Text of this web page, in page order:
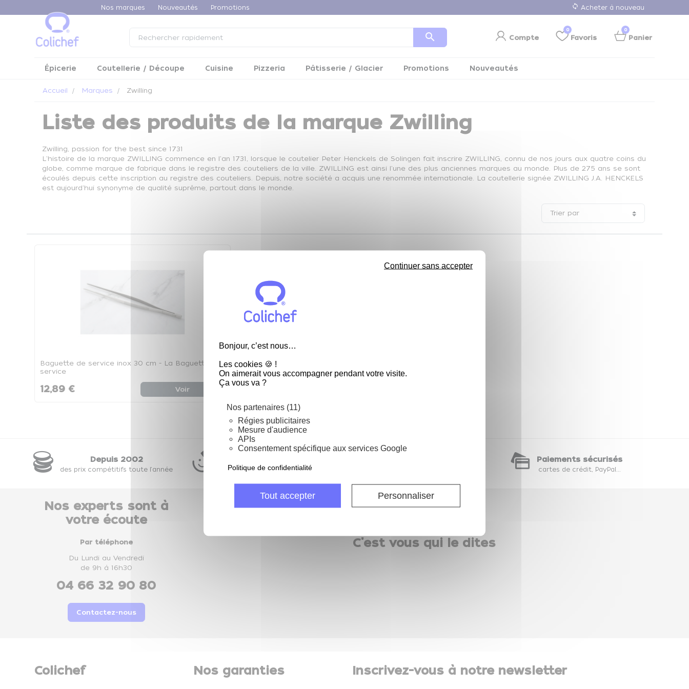
Panneau de gestion des cookies
Bonjour, c’est nous…
Les cookies 🍪 !
On aimerait vous accompagner pendant votre visite.
Ça vous va ?
Nos partenaires (11)
Régies publicitaires
Mesure d'audience
APIs
Consentement spécifique aux services Google
Tout accepter
Continuer sans accepter
Personnaliser
Politique de confidentialité
Nos marques Nouveautés Promotions loop Acheter à nouveau
search Compte
0
Favoris
0
Panier
Épicerie Coutellerie / Découpe Cuisine Pizzeria Pâtisserie / Glacier Promotions Nouveautés
Accueil Marques Zwilling
Liste des produits de la marque Zwilling
Zwilling, passion for the best since 1731
L'histoire de la marque ZWILLING commence en l'an 1731, lorsque le coutelier Peter Henckels de Solingen fait inscrire ZWILLING, connu de nos jours aux quatre coins du
globe, comme marque de fabrique dans le registre des couteliers de la ville. ZWILLING est ainsi l'une des plus anciennes marques au monde. Plus de 275 ans se sont
écoulés depuis cette inscription au registre des couteliers. Depuis, notre société a acquis une renommée internationale. La coutellerie signée ZWILLING J.A. HENCKELS
est aujourd'hui synonyme de qualité suprême, partout dans le monde.
Trier par
Baguette de service inox 30 cm - La Baguette de
service
12,89 € Voir
Depuis 2002
des prix compétitifs toute l'année ou retourner ma commande
Paiements sécurisés
cartes de crédit, PayPal...
Nos experts sont à
votre écoute
Par téléphone
Du Lundi au Vendredi
de 9h à 16h30
04 66 32 90 80
Contactez-nous
C'est vous qui le dites
Colichef Nos garanties Inscrivez-vous à notre newsletter